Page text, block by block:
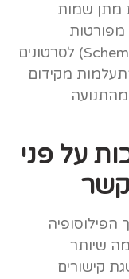
מתן שמות
קבצים תיאוריים, כתיבת תגיות ALT מפורטות
לתמונות, והוספת נתונים מובנים (Schema) לסרטונים
מקידום
מהתנועה
על פני
הפילוסופיה
שיותר
הוא על השגת קישורים